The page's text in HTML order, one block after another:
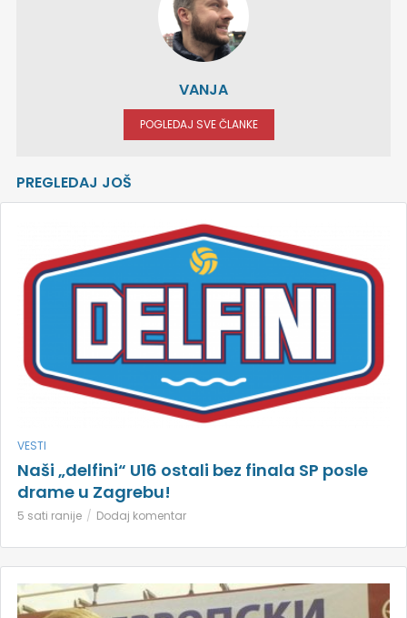
VANJA
POGLEDAJ SVE ČLANKE
PREGLEDAJ JOŠ
VESTI
Naši „delfini“ U16 ostali bez finala SP posle
drame u Zagrebu!
5 sati ranije Dodaj komentar